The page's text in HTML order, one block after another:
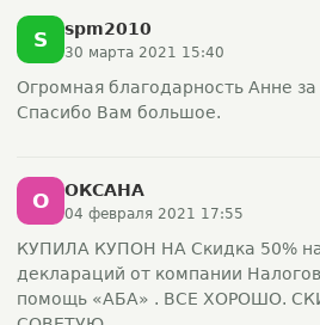
S spm2010
30 марта 2021 15:40
Огромная благодарность Анне
Спасибо Вам большое.
О ОКСАНА
04 февраля 2021 17:55
КУПИЛА КУПОН НА Скидка 50%
деклараций от компании
помощь «АБА» . ВСЕ ХОРОШО.